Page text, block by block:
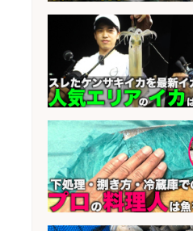
さらに求人情